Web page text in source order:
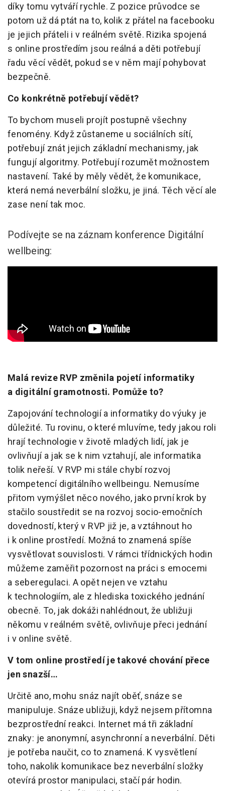
díky tomu vytváří rychle. Z pozice průvodce se
potom už dá ptát na to, kolik z přátel na facebooku
je jejich přáteli i v reálném světě. Rizika spojená
s online prostředím jsou reálná a děti potřebují
řadu věcí vědět, pokud se v něm mají pohybovat
bezpečně.
Co konkrétně potřebují vědět?
To bychom museli projít postupně všechny
fenomény. Když zůstaneme u sociálních sítí,
potřebují znát jejich základní mechanismy, jak
fungují algoritmy. Potřebují rozumět možnostem
nastavení. Také by měly vědět, že komunikace,
která nemá neverbální složku, je jiná. Těch věcí ale
zase není tak moc.
Podívejte se na záznam konference Digitální
wellbeing:
Malá revize RVP změnila pojetí informatiky
a digitální gramotnosti. Pomůže to?
Zapojování technologií a informatiky do výuky je
důležité. Tu rovinu, o které mluvíme, tedy jakou roli
hrají technologie v životě mladých lidí, jak je
ovlivňují a jak se k nim vztahují, ale informatika
tolik neřeší. V RVP mi stále chybí rozvoj
kompetencí digitálního wellbeingu. Nemusíme
přitom vymýšlet něco nového, jako první krok by
stačilo soustředit se na rozvoj socio-emočních
dovedností, který v RVP již je, a vztáhnout ho
i k online prostředí. Možná to znamená spíše
vysvětlovat souvislosti. V rámci třídnických hodin
můžeme zaměřit pozornost na práci s emocemi
a seberegulaci. A opět nejen ve vztahu
k technologiím, ale z hlediska toxického jednání
obecně. To, jak dokáži nahlédnout, že ubližuji
někomu v reálném světě, ovlivňuje přeci jednání
i v online světě.
V tom online prostředí je takové chování přece
jen snazší…
Určitě ano, mohu snáz najít oběť, snáze se
manipuluje. Snáze ubližuji, když nejsem přítomna
bezprostřední reakci. Internet má tři základní
znaky: je anonymní, asynchronní a neverbální. Děti
je potřeba naučit, co to znamená. K vysvětlení
toho, nakolik komunikace bez neverbální složky
otevírá prostor manipulaci, stačí pár hodin.